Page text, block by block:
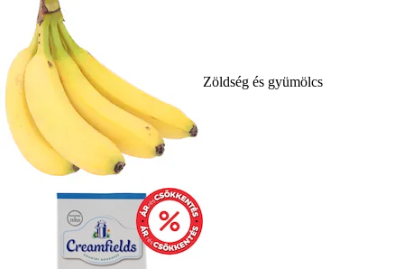
Zöldség és gyümölcs